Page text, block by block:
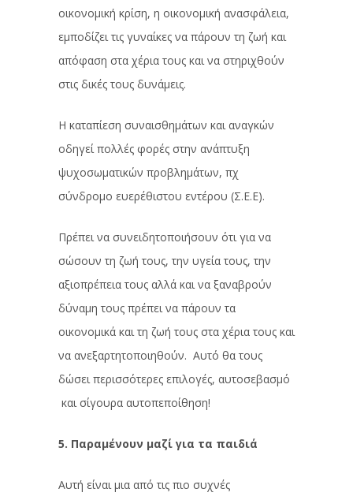
οικονομική κρίση, η οικονομική ανασφάλεια,
εμποδίζει τις γυναίκες να πάρουν τη ζωή και
απόφαση στα χέρια τους και να στηριχθούν
στις δικές τους δυνάμεις.
Η καταπίεση συναισθημάτων και αναγκών
οδηγεί πολλές φορές στην ανάπτυξη
ψυχοσωματικών προβλημάτων, πχ
σύνδρομο ευερέθιστου εντέρου (Σ.Ε.Ε).
Πρέπει να συνειδητοποιήσουν ότι για να
σώσουν τη ζωή τους, την υγεία τους, την
αξιοπρέπεια τους αλλά και να ξαναβρούν
δύναμη τους πρέπει να πάρουν τα
οικονομικά και τη ζωή τους στα χέρια τους και
να ανεξαρτητοποιηθούν. Αυτό θα τους
δώσει περισσότερες επιλογές, αυτοσεβασμό
και σίγουρα αυτοπεποίθηση!
5. Παραμένουν μαζί για τα παιδιά
Αυτή είναι μια από τις πιο συχνές